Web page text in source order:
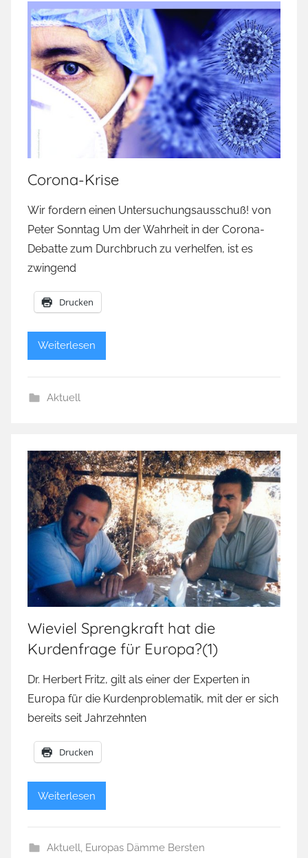
Corona-Krise
Wir fordern einen Untersuchungsausschuß! von
Peter Sonntag Um der Wahrheit in der Corona-
Debatte zum Durchbruch zu verhelfen, ist es
zwingend
Drucken
Weiterlesen
Aktuell
Wieviel Sprengkraft hat die
Kurdenfrage für Europa?(1)
Dr. Herbert Fritz, gilt als einer der Experten in
Europa für die Kurdenproblematik, mit der er sich
bereits seit Jahrzehnten
Drucken
Weiterlesen
Aktuell, Europas Dämme Bersten